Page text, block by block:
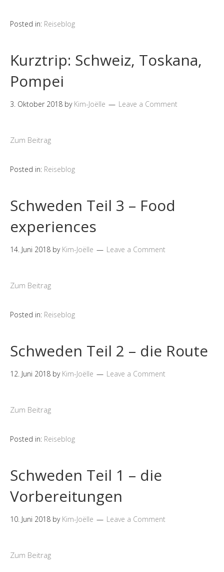
Posted in: Reiseblog
Kurztrip: Schweiz, Toskana,
Pompei
3. Oktober 2018 by Kim-Joëlle Leave a Comment
Zum Beitrag
Posted in: Reiseblog
Schweden Teil 3 – Food
experiences
14. Juni 2018 by Kim-Joëlle Leave a Comment
Zum Beitrag
Posted in: Reiseblog
Schweden Teil 2 – die Route
12. Juni 2018 by Kim-Joëlle Leave a Comment
Zum Beitrag
Posted in: Reiseblog
Schweden Teil 1 – die
Vorbereitungen
10. Juni 2018 by Kim-Joëlle Leave a Comment
Zum Beitrag